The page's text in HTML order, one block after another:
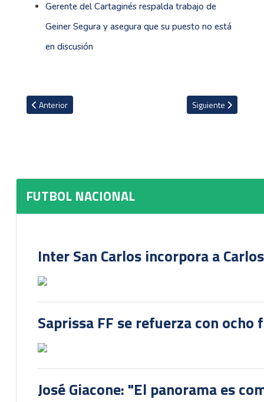
Gerente del Cartaginés respalda trabajo de
Geiner Segura y asegura que su puesto no está
en discusión
Artículo anterior: Portera de Liga, Noelia Bermúdez, será
Anterior Artículo siguiente:
Siguiente
FUTBOL NACIONAL
Inter San Carlos incorpora a
Saprissa FF se refuerza con
José Giacone: "El panorama es